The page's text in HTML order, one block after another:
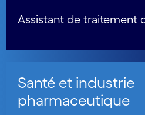
Assistant de traitement
Santé et industrie
pharmaceutique